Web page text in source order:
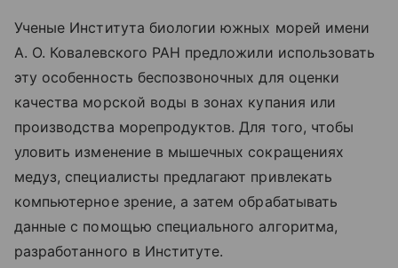
Ученые Института биологии южных морей имени
А. О. Ковалевского РАН предложили использовать
эту особенность беспозвоночных для оценки
качества морской воды в зонах купания или
производства морепродуктов. Для того, чтобы
уловить изменение в мышечных сокращениях
медуз, специалисты предлагают привлекать
компьютерное зрение, а затем обрабатывать
данные с помощью специального алгоритма,
разработанного в Институте.